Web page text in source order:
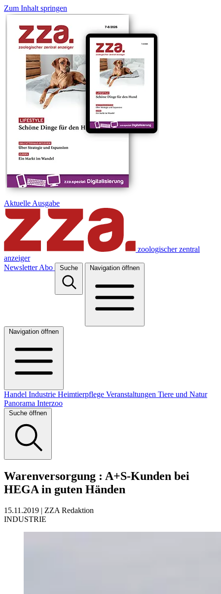
Zum Inhalt springen
Aktuelle Ausgabe
zoologischer zentral
anzeiger
Newsletter Abo Suche Navigation öffnen
Navigation öffnen
Handel Industrie Heimtierpflege Veranstaltungen Tiere und Natur
Panorama Interzoo
Suche öffnen
Warenversorgung : A+S-Kunden bei
HEGA in guten Händen
15.11.2019 | ZZA Redaktion
INDUSTRIE